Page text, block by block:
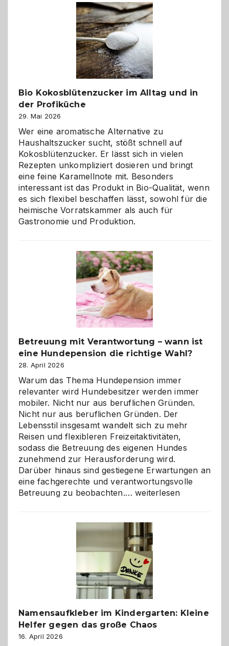
Freund
in
Gefahr
ist:
Brandschutz
für
Hunde
eigenen
Bio Kokosblütenzucker im Alltag und in
der Profiküche
29. Mai 2026
Wer eine aromatische Alternative zu
Haushaltszucker sucht, stößt schnell auf
Kokosblütenzucker. Er lässt sich in vielen
Rezepten unkompliziert dosieren und bringt
eine feine Karamellnote mit. Besonders
interessant ist das Produkt in Bio-Qualität, wenn
es sich flexibel beschaffen lässt, sowohl für die
heimische Vorratskammer als auch für
Gastronomie und Produktion.
Betreuung mit Verantwortung – wann ist
eine Hundepension die richtige Wahl?
28. April 2026
Warum das Thema Hundepension immer
relevanter wird Hundebesitzer werden immer
mobiler. Nicht nur aus beruflichen Gründen.
Nicht nur aus beruflichen Gründen. Der
Lebensstil insgesamt wandelt sich zu mehr
Reisen und flexibleren Freizeitaktivitäten,
sodass die Betreuung des eigenen Hundes
zunehmend zur Herausforderung wird.
Darüber hinaus sind gestiegene Erwartungen an
eine fachgerechte und verantwortungsvolle
Betreuung zu beobachten.…Betreuung
wann
ist
eine
Hundepension
die
richtige
weiterlesen
Namensaufkleber im Kindergarten: Kleine
Helfer gegen das große Chaos
16. April 2026